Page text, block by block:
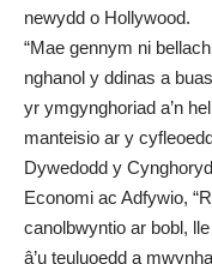
newydd o Hollywood.
“Mae gennym ni
nghanol y ddinas a
yr ymgynghoriad a’n
manteisio ar y
Dywedodd y
Economi ac Adfywio,
canolbwyntio ar bobl,
â’u teuluoedd a